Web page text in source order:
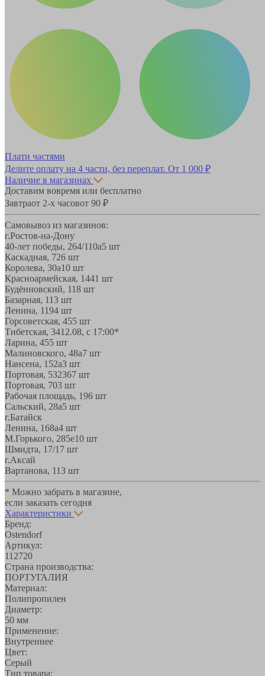
Плати частями
Делите оплату на 4 части, без переплат. От 1 000 ₽
Наличие в магазинах
Доставим вовремя или бесплатно
Завтраот 2-х часовот 90 ₽
Самовывоз из магазинов:
г.Ростов-на-Дону
40-лет победы, 264/110а5 шт
Каскадная, 726 шт
Королева, 30а10 шт
Красноармейская, 1441 шт
Будённовский, 118 шт
Базарная, 113 шт
Ленина, 1194 шт
Горсоветская, 455 шт
Тибетская, 3412.08, с 17:00*
Ларина, 455 шт
Малиновского, 48а7 шт
Нансена, 152а3 шт
Портовая, 532367 шт
Портовая, 703 шт
Рабочая площадь, 196 шт
Сальский, 28a5 шт
г.Батайск
Ленина, 168а4 шт
М.Горького, 285е10 шт
Шмидта, 17/1 7 шт
г.Аксай
Вартанова, 113 шт
* Можно забрать в магазине,
если заказать сегодня
Характеристики
Бренд:
Ostendorf
Артикул:
112720
Страна производства:
ПОРТУГАЛИЯ
Материал:
Полипропилен
Диаметр:
50 мм
Применение:
Внутреннее
Цвет:
Серый
Тип товара: